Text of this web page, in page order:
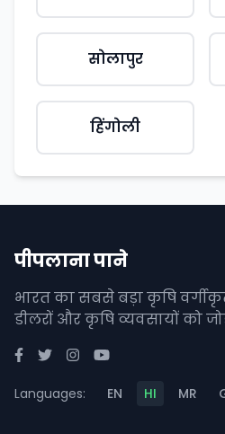
सोलापुर
हिंगोली
पीपलाना पाने
भारत का सबसे बड़ा कृषि
डीलरों और कृषि व्यवसायों को
Languages: EN HI MR